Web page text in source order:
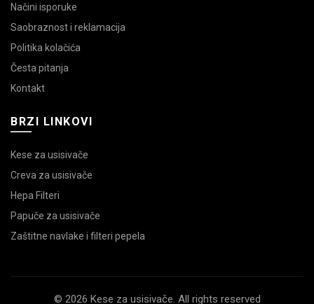
Načini isporuke
Saobraznost i reklamacija
Politika kolačića
Česta pitanja
Kontakt
BRZI LINKOVI
Kese za usisivače
Creva za usisivače
Hepa Filteri
Papuče za usisivače
Zaštitne navlake i filteri pepela
© 2026 Kese za usisivače. All rights reserved